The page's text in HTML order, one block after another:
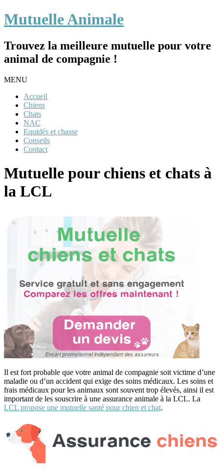
Mutuelle Animale
Trouvez la meilleure mutuelle pour votre
animal de compagnie !
MENU
Accueil
Chiens
Chats
NAC
Equidés et chasse
Conseils
Contact
Mutuelle pour chiens et chats à
la LCL
Il est fort probable que votre animal de compagnie soit victime d’une
maladie ou d’un accident qui exige des soins médicaux. Les soins et
frais médicaux pour les animaux sont souvent trop élevés, ainsi il est
important de les souscrire à une assurance animale à la LCL. La
LCL propose une mutuelle santé pour chien et chat.